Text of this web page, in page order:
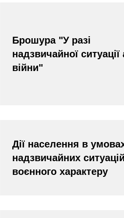
Брошура "У разі
надзвичайної ситуації
війни"
Дії населення в
надзвичайних ситуацій
воєнного характеру